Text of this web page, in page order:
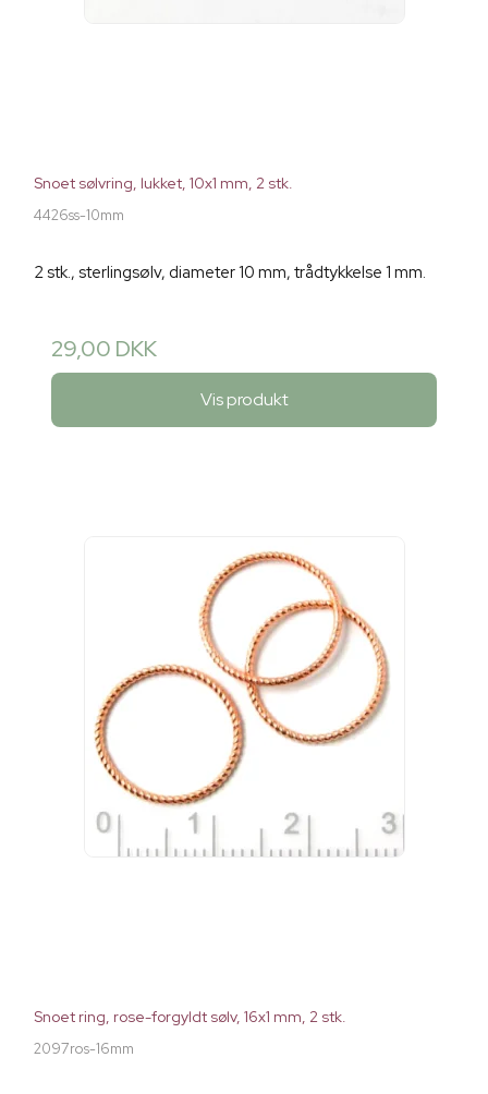
Snoet sølvring, lukket, 10x1 mm, 2 stk.
4426ss-10mm
2 stk., sterlingsølv, diameter 10 mm, trådtykkelse 1 mm.
29,00 DKK
Vis produkt
Snoet ring, rose-forgyldt sølv, 16x1 mm, 2 stk.
2097ros-16mm